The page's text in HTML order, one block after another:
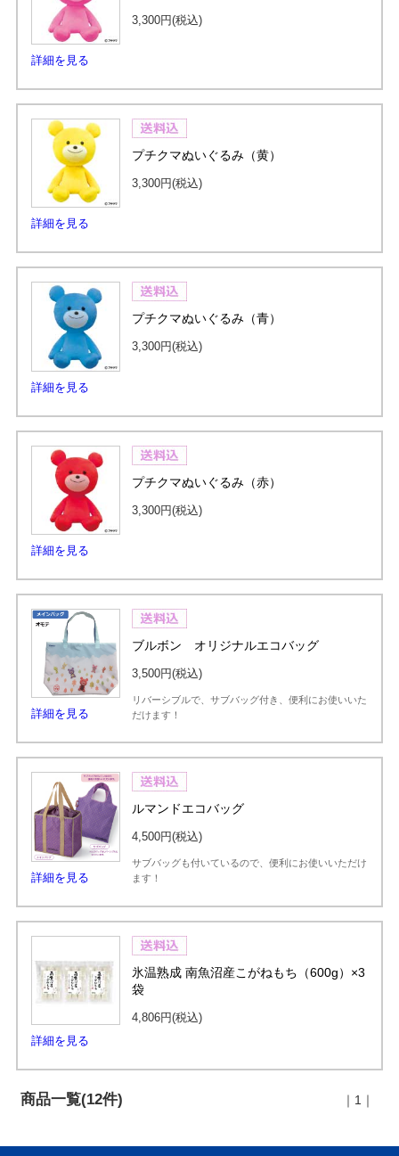
詳細を見る
3,300円(税込)
詳細を見る
プチクマぬいぐるみ（黄）
3,300円(税込)
詳細を見る
プチクマぬいぐるみ（青）
3,300円(税込)
詳細を見る
プチクマぬいぐるみ（赤）
3,300円(税込)
詳細を見る
ブルボン オリジナルエコバッグ
3,500円(税込)
リバーシブルで、サブバッグ付き、便利にお使いいた
だけます！
詳細を見る
ルマンドエコバッグ
4,500円(税込)
サブバッグも付いているので、便利にお使いいただけ
ます！
詳細を見る
氷温熟成 南魚沼産こがねもち（600g）×3
袋
4,806円(税込)
商品一覧(12件) ｜1｜